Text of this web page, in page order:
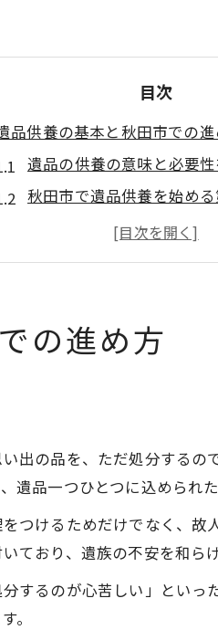
目次
品供養の基本と秋田市での
遺品の供養の意味と必要
秋田市で遺品供養を始め
遺品供養の流れと整理の基
遺品供養と遺品整理の違
安心して遺品の供養を始めるた
遺品の供養を安心して任せ
遺品の供養でよくある不
秋田市で安心できる遺品
田市で知っておきたい遺品
秋田市で選べる遺品の供
遺品の供養方法ごとの特
の進め方
出の品を、ただ処分する
品一つひとつに込められ
つけるためだけでなく、
ており、遺族の不安を和ら
するのが心苦しい」とい
。